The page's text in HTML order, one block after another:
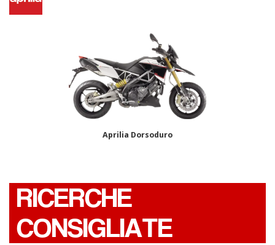
Aprilia Dorsoduro
RICERCHE
CONSIGLIATE